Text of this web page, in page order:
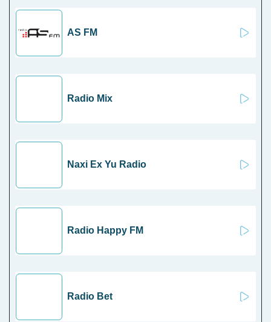
AS FM
Radio Mix
Naxi Ex Yu Radio
Radio Happy FM
Radio Bet